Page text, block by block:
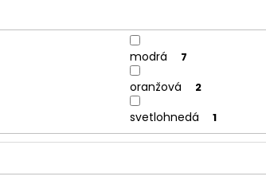
modrá 7
oranžová 2
svetlohnedá 1